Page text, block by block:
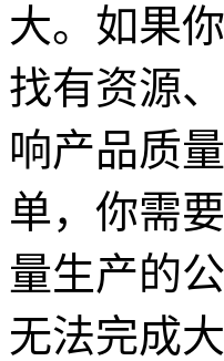
大。如果
找有资源
响产品质
单，你需
量生产的
无法完成